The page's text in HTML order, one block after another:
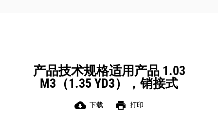
产品技术规格适用产品 1.03
M3（1.35 YD3），销接式
cloud_download 下载 print 打印